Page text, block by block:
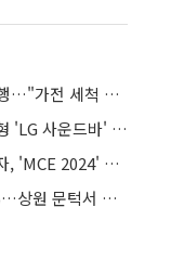
LG전자, 봄맞이 '베스트 케어 캠페인' 진행…"가전 세척 서비스 비용 최대 20% 할인"
"소리까지 프리미엄"…LG전자, 2024년형 'LG 사운드바' 출시
"유럽서 냉난방 공조 사업 확대"…LG전자, 'MCE 2024' 출격
美 클래리티 법안 연내 통과 가능성 13%…상원 문턱서 제동